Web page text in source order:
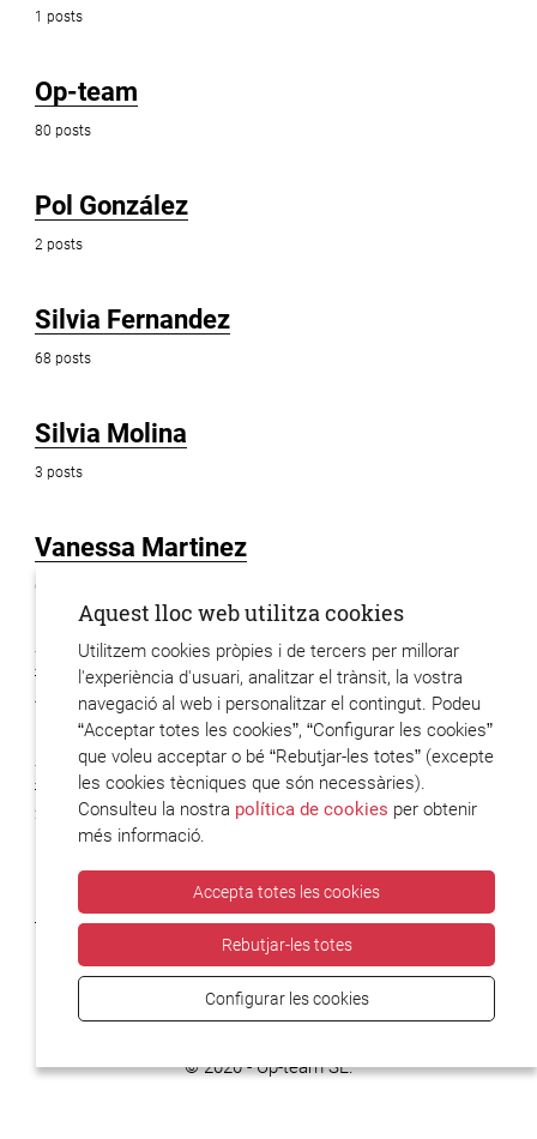
1 posts
Op-team
80 posts
Pol González
2 posts
Silvia Fernandez
68 posts
Silvia Molina
3 posts
Vanessa Martinez
6 posts
Xavier Hervas
48 posts
Xavier Codony
2 posts
© 2020 - Op-team SL.
Aquest lloc web utilitza cookies
Utilitzem cookies pròpies i de tercers per millorar
l'experiència d'usuari, analitzar el trànsit, la vostra
navegació al web i personalitzar el contingut. Podeu
“Acceptar totes les cookies”, “Configurar les cookies”
que voleu acceptar o bé “Rebutjar-les totes” (excepte
les cookies tècniques que són necessàries).
Consulteu la nostra política de cookies per obtenir
més informació.
Accepta totes les cookies
Rebutjar-les totes
Configurar les cookies